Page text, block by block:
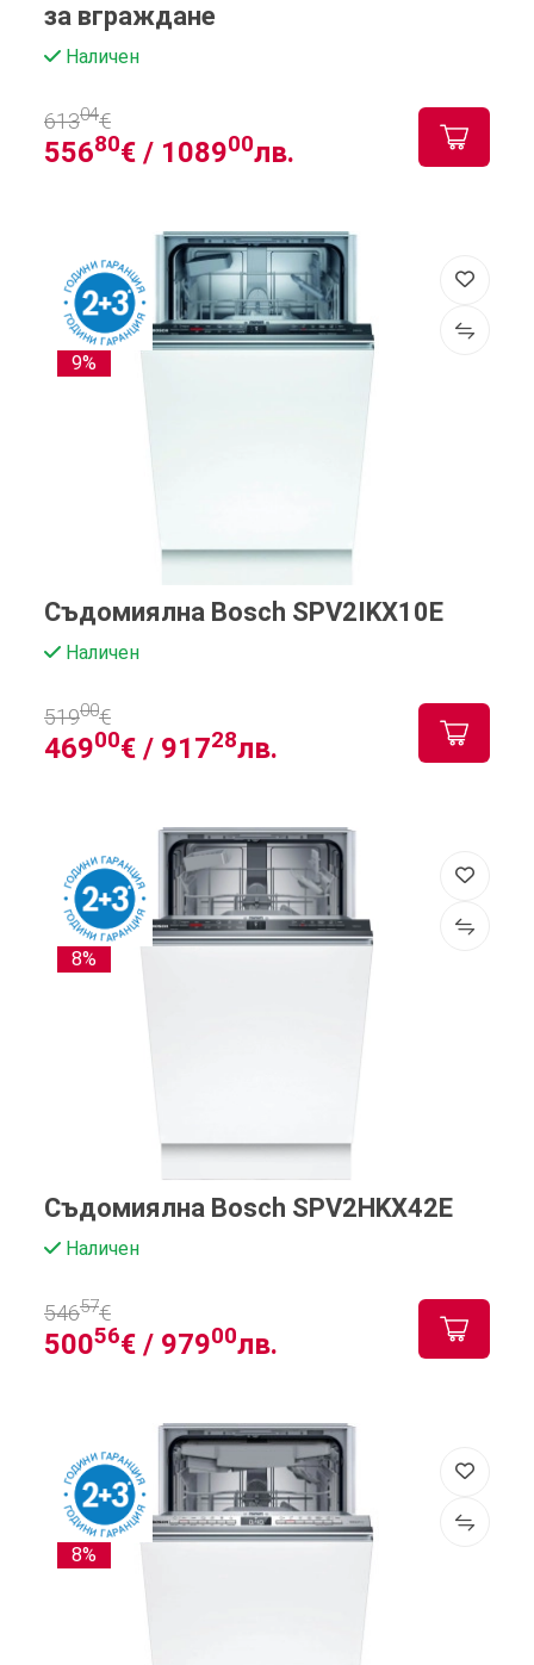
за вграждане
Наличен
55680€ / 108900лв.
61304€
9%
Съдомиялна Bosch SPV2IKX10E
Наличен
46900€ / 91728лв.
51900€
8%
Съдомиялна Bosch SPV2HKX42E
Наличен
50056€ / 97900лв.
54657€
8%